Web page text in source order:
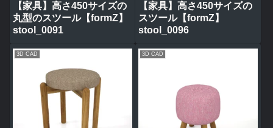
【家具】高さ450サイズの
丸型のスツール【formZ】
stool_0091
【家具】高さ450サイズの
スツール【formZ】
stool_0096
3D CAD 3D CAD